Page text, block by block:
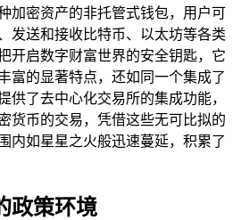
加密资产的非托管式钱包，用户可
发送和接收比特币、以太坊等各类
开启数字财富世界的安全钥匙，它
富的显著特点，还如同一个集成了
供了去中心化交易所的集成功能，
货币的交易，凭借这些无可比拟的
内如星星之火般迅速蔓延，积累了
政策环境